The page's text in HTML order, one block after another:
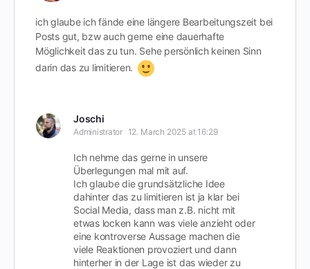
ich glaube ich fände eine längere Bearbeitungszeit bei
Posts gut, bzw auch gerne eine dauerhafte
Möglichkeit das zu tun. Sehe persönlich keinen Sinn
darin das zu limitieren.
Joschi
Administrator 12. March 2025 at 16:29
Ich nehme das gerne in unsere
Überlegungen mal mit auf.
Ich glaube die grundsätzliche Idee
dahinter das zu limitieren ist ja klar bei
Social Media, dass man z.B. nicht mit
etwas locken kann was viele anzieht oder
eine kontroverse Aussage machen die
viele Reaktionen provoziert und dann
hinterher in der Lage ist das wieder zu